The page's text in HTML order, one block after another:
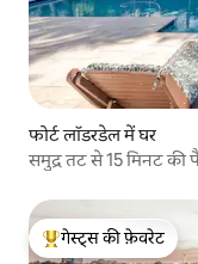
फोर्ट लॉडरडेल में घर
समुद्र तट से 15 मिनट की
गेस्ट्स का टॉप फ़ेवरेट
गेस्ट्स की फ़ेवरेट